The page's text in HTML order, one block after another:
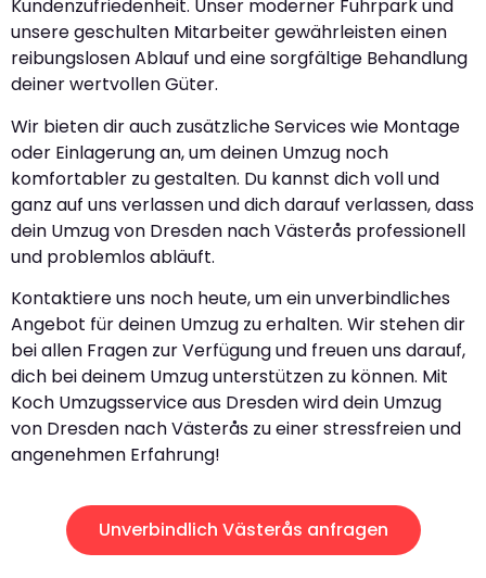
Kundenzufriedenheit. Unser moderner Fuhrpark und
unsere geschulten Mitarbeiter gewährleisten einen
reibungslosen Ablauf und eine sorgfältige Behandlung
deiner wertvollen Güter.
Wir bieten dir auch zusätzliche Services wie Montage
oder Einlagerung an, um deinen Umzug noch
komfortabler zu gestalten. Du kannst dich voll und
ganz auf uns verlassen und dich darauf verlassen, dass
dein Umzug von Dresden nach Västerås professionell
und problemlos abläuft.
Kontaktiere uns noch heute, um ein unverbindliches
Angebot für deinen Umzug zu erhalten. Wir stehen dir
bei allen Fragen zur Verfügung und freuen uns darauf,
dich bei deinem Umzug unterstützen zu können. Mit
Koch Umzugsservice aus Dresden wird dein Umzug
von Dresden nach Västerås zu einer stressfreien und
angenehmen Erfahrung!
Unverbindlich Västerås anfragen